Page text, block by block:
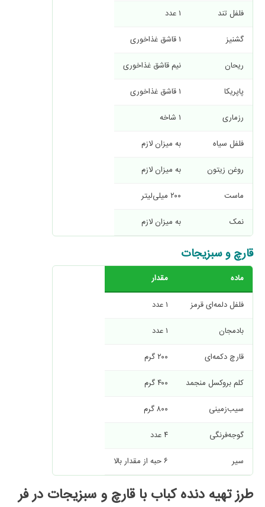
فلفل تند
۱ عدد
گشنیز
۱ قاشق غذاخوری
ریحان
نیم قاشق غذاخوری
پاپریکا
۱ قاشق غذاخوری
رزماری
۱ شاخه
فلفل سیاه
به میزان لازم
روغن زیتون
به میزان لازم
ماست
۲۰۰ میلی‌لیتر
نمک
به میزان لازم
قارچ و سبزیجات
ماده مقدار
فلفل دلمه‌ای قرمز
۱ عدد
بادمجان
۱ عدد
قارچ دکمه‌ای
۲۰۰ گرم
کلم بروکسل منجمد
۴۰۰ گرم
سیب‌زمینی
۸۰۰ گرم
گوجه‌فرنگی
۴ عدد
سیر
۶ حبه از مقدار بالا
طرز تهیه دنده کباب با قارچ و سبزیجات در فر